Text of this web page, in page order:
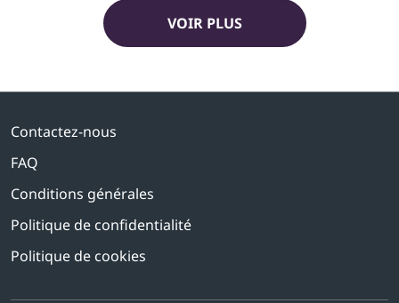
VOIR PLUS
Contactez-nous
FAQ
Conditions générales
Politique de confidentialité
Politique de cookies